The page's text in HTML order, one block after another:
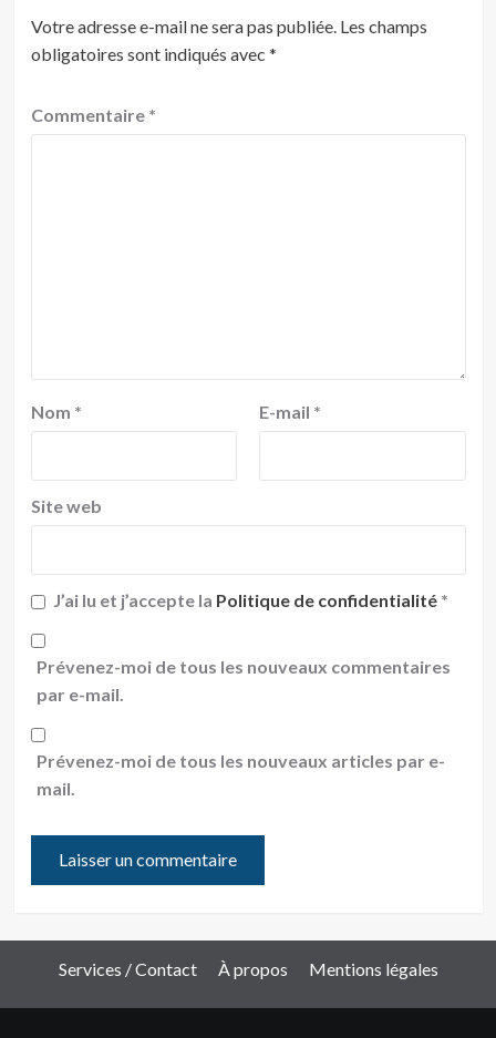
Votre adresse e-mail ne sera pas publiée. Les champs
obligatoires sont indiqués avec *
Commentaire *
Nom * E-mail *
Site web
J’ai lu et j’accepte la Politique de confidentialité *
Prévenez-moi de tous les nouveaux commentaires
par e-mail.
Prévenez-moi de tous les nouveaux articles par e-
mail.
Services / Contact À propos Mentions légales